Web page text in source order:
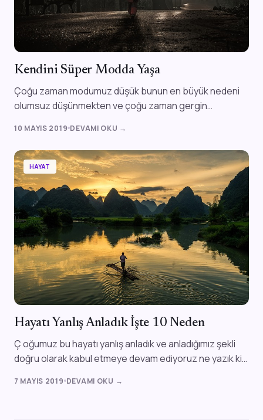
Kendini Süper Modda Yaşa
Çoğu zaman modumuz düşük bunun en büyük nedeni
olumsuz düşünmekten ve çoğu zaman gergin
10 MAYIS 2019 DEVAMI OKU →
HAYAT
Hayatı Yanlış Anladık İşte 10 Neden
Ç oğumuz bu hayatı yanlış anladık ve anladığımız şekli
doğru olarak kabul etmeye devam ediyoruz ne yazık ki.
7 MAYIS 2019 DEVAMI OKU →